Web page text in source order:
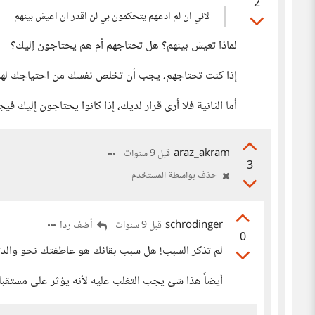
2
لاني ان لم ادعهم يتحكمون بي لن اقدر ان اعيش بينهم
لماذا تعيش بينهم؟ هل تحتاجهم أم هم يحتاجون إليك؟
إذا كنت تحتاجهم، يجب أن تخلص نفسك من احتياجك
أما الثانية فلا أرى قرار لديك، إذا كانوا يحتاجون
3
araz_akram قبل 9 سنوات
حذف بواسطة المستخدم
0
schrodinger قبل 9 سنوات أضف ردا
لم تذكر السبب! هل سبب بقائك هو عاطفتك نحو
أيضاً هذا شئ يجب التغلب عليه لأنه يؤثر على